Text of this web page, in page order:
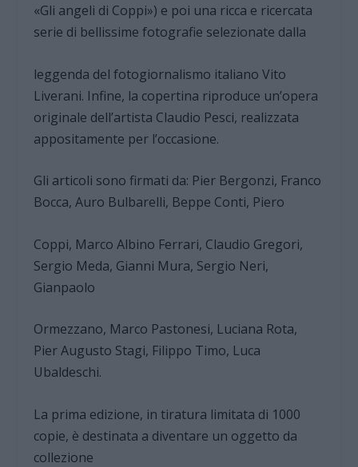
«Gli angeli di Coppi») e poi una ricca e ricercata
serie di bellissime fotografie selezionate dalla
leggenda del fotogiornalismo italiano Vito
Liverani. Infine, la copertina riproduce un’opera
originale dell’artista Claudio Pesci, realizzata
appositamente per l’occasione.
Gli articoli sono firmati da: Pier Bergonzi, Franco
Bocca, Auro Bulbarelli, Beppe Conti, Piero
Coppi, Marco Albino Ferrari, Claudio Gregori,
Sergio Meda, Gianni Mura, Sergio Neri,
Gianpaolo
Ormezzano, Marco Pastonesi, Luciana Rota,
Pier Augusto Stagi, Filippo Timo, Luca
Ubaldeschi.
La prima edizione, in tiratura limitata di 1000
copie, è destinata a diventare un oggetto da
collezione